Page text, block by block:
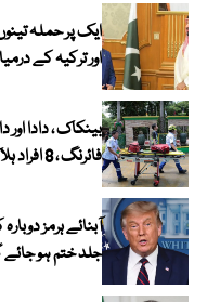
ایک پر حملہ
اور ترکیہ کے
بینکاک ، دادا
فائرنگ ، 8 افراد ہلاک ، 14 زخمی
آبنائے ہرمز
جلد ختم ہو جائے